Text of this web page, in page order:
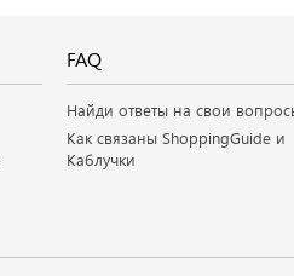
FAQ
Найди ответы на свои
Как связаны ShoppingGuide и
Каблучки